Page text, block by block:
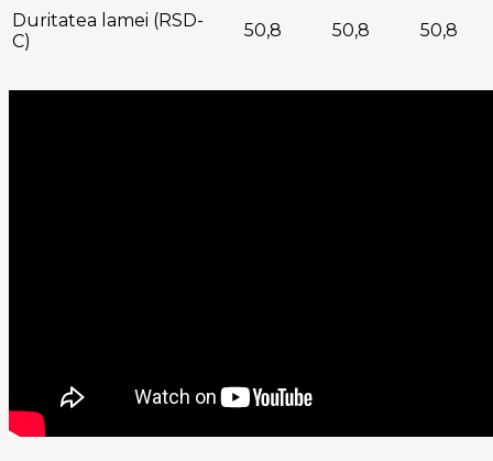
Duritatea lamei (RSD-
C)
50,8 50,8 50,8